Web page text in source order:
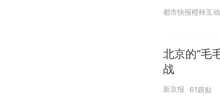
诺免费改签
都市快报橙柿互动
北京的“毛
战
新京报 61跟贴